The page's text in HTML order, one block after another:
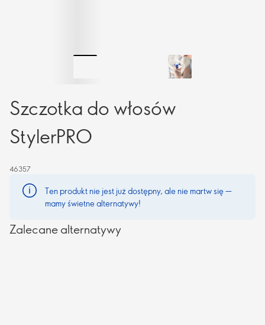
Szczotka do włosów
StylerPRO
46357
Ten produkt nie jest już dostępny, ale nie martw się —
mamy świetne alternatywy!
Zalecane alternatywy